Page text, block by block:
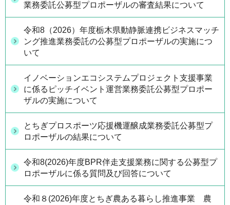
業務委託公募型プロポーザルの審査結果について
令和8（2026）年度栃木県動静脈連携ビジネスマッチ
ング推進業務委託の公募型プロポーザルの実施につ
いて
イノベーションエコシステムプロジェクト支援事業
に係るピッチイベント運営業務委託公募型プロポー
ザルの実施について
とちぎプロスポーツ応援機運醸成業務委託公募型プ
ロポーザルの結果について
令和8(2026)年度BPR伴走支援業務に関する公募型プ
ロポーザルに係る質問及び回答について
令和８(2026)年度とちぎ農ある暮らし推進事業 農